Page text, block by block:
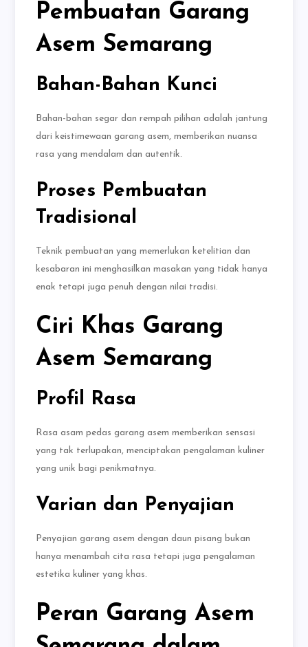
Pembuatan Garang
Asem Semarang
Bahan-Bahan Kunci
Bahan-bahan segar dan rempah pilihan adalah jantung
dari keistimewaan garang asem, memberikan nuansa
rasa yang mendalam dan autentik.
Proses Pembuatan
Tradisional
Teknik pembuatan yang memerlukan ketelitian dan
kesabaran ini menghasilkan masakan yang tidak hanya
enak tetapi juga penuh dengan nilai tradisi.
Ciri Khas Garang
Asem Semarang
Profil Rasa
Rasa asam pedas garang asem memberikan sensasi
yang tak terlupakan, menciptakan pengalaman kuliner
yang unik bagi penikmatnya.
Varian dan Penyajian
Penyajian garang asem dengan daun pisang bukan
hanya menambah cita rasa tetapi juga pengalaman
estetika kuliner yang khas.
Peran Garang Asem